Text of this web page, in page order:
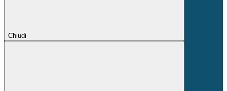
Chiudi